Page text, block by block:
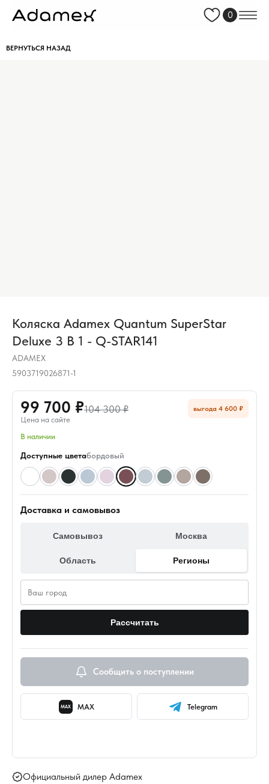
0
ВЕРНУТЬСЯ НАЗАД
Коляска Adamex Quantum SuperStar
Deluxe 3 В 1 - Q-STAR141
ADAMEX
5903719026871-1
99 700 ₽104 300 ₽
Цена на сайте
выгода 4 600 ₽
В наличии
Доступные цветабордовый
Доставка и самовывоз
Самовывоз Москва
Область Регионы
Рассчитать
Сообщить о поступлении
MAX MAX Telegram
Официальный дилер Adamex